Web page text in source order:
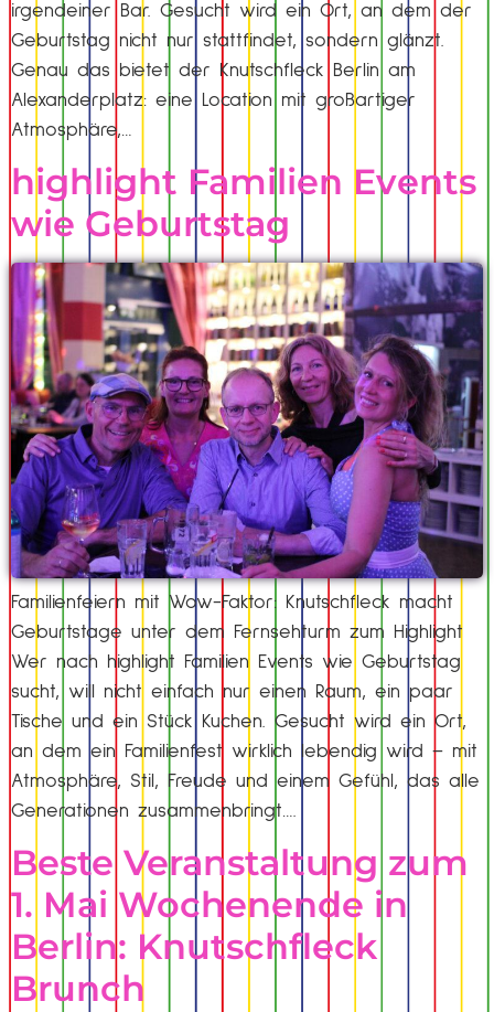
irgendeiner Bar. Gesucht wird ein Ort, an dem der
Geburtstag nicht nur stattfindet, sondern glänzt.
Genau das bietet der Knutschfleck Berlin am
Alexanderplatz: eine Location mit großartiger
Atmosphäre,…
highlight Familien Events
wie Geburtstag
Familienfeiern mit Wow-Faktor: Knutschfleck macht
Geburtstage unter dem Fernsehturm zum Highlight
Wer nach highlight Familien Events wie Geburtstag
sucht, will nicht einfach nur einen Raum, ein paar
Tische und ein Stück Kuchen. Gesucht wird ein Ort,
an dem ein Familienfest wirklich lebendig wird – mit
Atmosphäre, Stil, Freude und einem Gefühl, das alle
Generationen zusammenbringt….
Beste Veranstaltung zum
1. Mai Wochenende in
Berlin: Knutschfleck
Brunch